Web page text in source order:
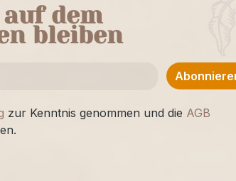
dem
bleiben
zur Kenntnis genommen und die AGB